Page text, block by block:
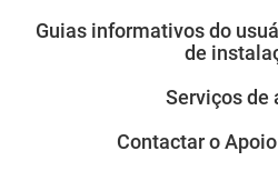
Guias informativos do
de
Serviços de
Contactar o